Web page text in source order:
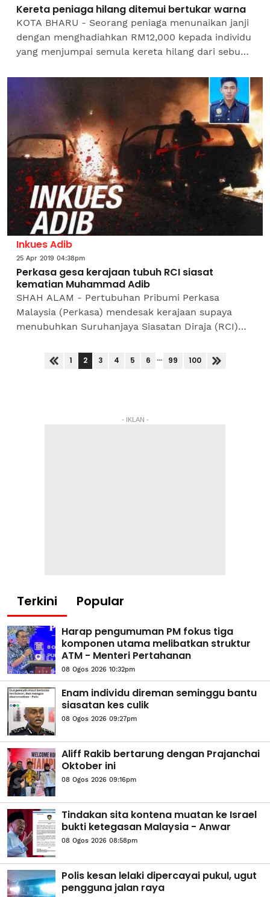
Kereta peniaga hilang ditemui bertukar warna
KOTA BHARU - Seorang peniaga menunaikan janji
dengan menghadiahkan RM12,000 kepada individu
yang menjumpai semula kereta hilang dari sebuah
minggu...
Inkues Adib
25 Apr 2019 04:38pm
Perkasa gesa kerajaan tubuh RCI siasat
kematian Muhammad Adib
SHAH ALAM - Pertubuhan Pribumi Perkasa
Malaysia (Perkasa) mendesak kerajaan supaya
menubuhkan Suruhanjaya Siasatan Diraja (RCI)
terhadap kematian Pegawai Bomba,...
1 2 3 4 5 6 ... 99 100
- IKLAN -
Terkini Popular
Harap pengumuman PM fokus tiga
komponen utama melibatkan struktur
ATM - Menteri Pertahanan
08 Ogos 2026 10:32pm
Enam individu direman seminggu bantu
siasatan kes culik
08 Ogos 2026 09:27pm
Aliff Rakib bertarung dengan Prajanchai
Oktober ini
08 Ogos 2026 09:16pm
Tindakan sita kontena muatan ke Israel
bukti ketegasan Malaysia - Anwar
08 Ogos 2026 08:58pm
Polis kesan lelaki dipercayai pukul, ugut
pengguna jalan raya